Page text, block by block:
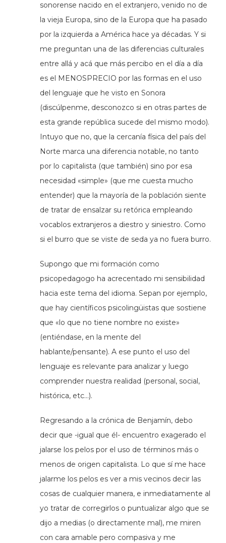
sonorense nacido en el extranjero, venido no de
la vieja Europa, sino de la Europa que ha pasado
por la izquierda a América hace ya décadas. Y si
me preguntan una de las diferencias culturales
entre allá y acá que más percibo en el día a día
es el MENOSPRECIO por las formas en el uso
del lenguaje que he visto en Sonora
(discúlpenme, desconozco si en otras partes de
esta grande república sucede del mismo modo).
Intuyo que no, que la cercanía física del país del
Norte marca una diferencia notable, no tanto
por lo capitalista (que también) sino por esa
necesidad «simple» (que me cuesta mucho
entender) que la mayoría de la población siente
de tratar de ensalzar su retórica empleando
vocablos extranjeros a diestro y siniestro. Como
si el burro que se viste de seda ya no fuera burro.
Supongo que mi formación como
psicopedagogo ha acrecentado mi sensibilidad
hacia este tema del idioma. Sepan por ejemplo,
que hay científicos psicolingüistas que sostiene
que «lo que no tiene nombre no existe»
(entiéndase, en la mente del
hablante/pensante). A ese punto el uso del
lenguaje es relevante para analizar y luego
comprender nuestra realidad (personal, social,
histórica, etc…).
Regresando a la crónica de Benjamín, debo
decir que -igual que él- encuentro exagerado el
jalarse los pelos por el uso de términos más o
menos de origen capitalista. Lo que sí me hace
jalarme los pelos es ver a mis vecinos decir las
cosas de cualquier manera, e inmediatamente al
yo tratar de corregirlos o puntualizar algo que se
dijo a medias (o directamente mal), me miren
con cara amable pero compasiva y me